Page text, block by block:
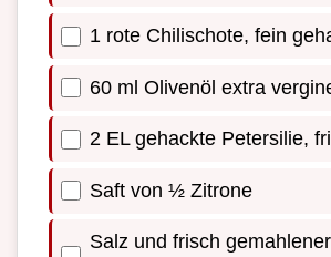
1 rote Chilischote, fein
60 ml Olivenöl extra
2 EL gehackte Petersilie,
Saft von ½ Zitrone
Salz und frisch